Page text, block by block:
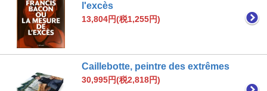
l'excès
13,804円(税1,255円)
Caillebotte, peintre des extrêmes
30,995円(税2,818円)